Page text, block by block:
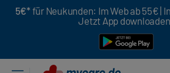
5€* für Neukunden: Im Web ab 55€ |
Jetzt App downloaden